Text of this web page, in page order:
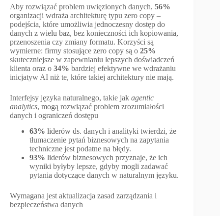
Aby rozwiązać problem uwięzionych danych, 56%
organizacji wdraża architekturę typu zero copy –
podejścia, które umożliwia jednoczesny dostęp do
danych z wielu baz, bez konieczności ich kopiowania,
przenoszenia czy zmiany formatu. Korzyści są
wymierne: firmy stosujące zero copy są o 25%
skuteczniejsze w zapewnianiu lepszych doświadczeń
klienta oraz o 34% bardziej efektywne we wdrażaniu
inicjatyw AI niż te, które takiej architektury nie mają.
Interfejsy języka naturalnego, takie jak agentic
analytics, mogą rozwiązać problem zrozumiałości
danych i ograniczeń dostępu
63% liderów ds. danych i analityki twierdzi, że
tłumaczenie pytań biznesowych na zapytania
techniczne jest podatne na błędy.
93% liderów biznesowych przyznaje, że ich
wyniki byłyby lepsze, gdyby mogli zadawać
pytania dotyczące danych w naturalnym języku.
Wymagana jest aktualizacja zasad zarządzania i
bezpieczeństwa danych